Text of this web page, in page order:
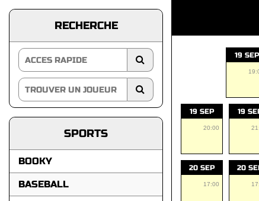
RECHERCHE
SPORTS
BOOKY
BASEBALL
19 SEP
19 SEP
20:00
19
20 SEP
17:00
20